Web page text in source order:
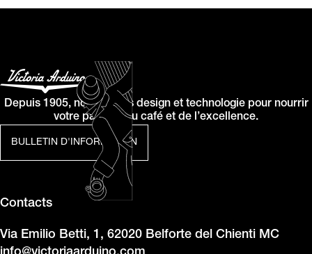
BULLETIN D'INFORMATION
Depuis 1905, nous allions design et technologie pour nourrir
votre passion du café et de l’excellence.
Contacts
Via Emilio Betti, 1, 62020 Belforte del Chienti MC